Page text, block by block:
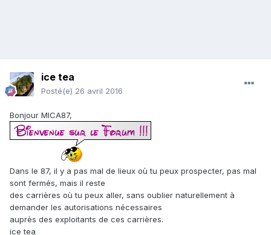
ice tea
Posté(e) 26 avril 2016
Bonjour MICA87,
Dans le 87, il y a pas mal de lieux où tu peux prospecter, pas mal
sont fermés, mais il reste
des carrières où tu peux aller, sans oublier naturellement à
demander les autorisations nécessaires
auprès des exploitants de ces carrières.
ice tea